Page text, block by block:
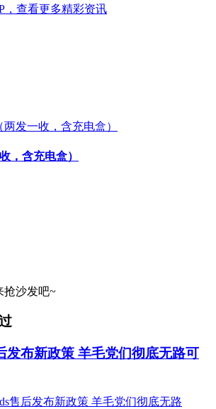
，查看更多精彩资讯
，含充电盒）
抢沙发吧~
发布新政策 羊毛党们彻底无路可